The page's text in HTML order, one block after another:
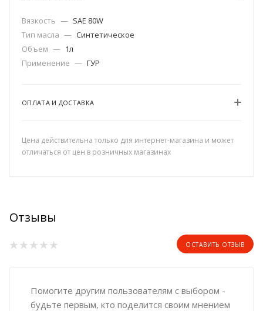
Вязкость — SAE 80W
Тип масла — Синтетическое
Объем — 1л
Применение — ГУР
ОПЛАТА И ДОСТАВКА
Цена действительна только для интернет-магазина и может
отличаться от цен в розничных магазинах
Отзывы
ОСТАВИТЬ ОТЗЫВ
Помогите другим пользователям с выбором -
будьте первым, кто поделится своим мнением